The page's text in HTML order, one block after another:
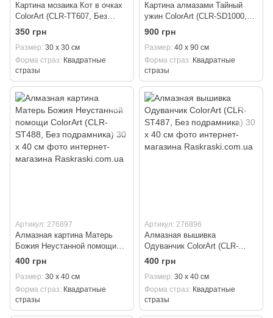
Картина мозаика Кот в очках
ColorArt (CLR-TT607, Без
подрамника) 30 х 30 см
350 грн
Размер 30 х 30 см
Форма страз Квадратные
стразы
Картина алмазами Тайный
ужин ColorArt (CLR-SD1000,
Без подрамника) 40 х 90 см
900 грн
Размер 40 х 90 см
Форма страз Квадратные
стразы
Артикул: 276897
Алмазная картина Матерь
Божия Неустанной помощи
ColorArt (CLR-ST488, Без
подрамника) 30 х 40 см
400 грн
Размер 30 х 40 см
Форма страз Квадратные
стразы
Артикул: 276896
Алмазная вышивка
Одуванчик ColorArt (CLR-
ST487, Без подрамника) 30 х
400 грн
Размер 30 х 40 см
Форма страз Квадратные
стразы